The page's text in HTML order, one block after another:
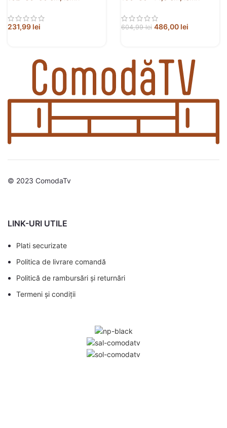
231,99 lei 604,99lei 486,00 lei
© 2023 ComodaTv
LINK-URI UTILE
Plati securizate
Politica de livrare comandă
Politică de rambursări și returnări
Termeni și condiții